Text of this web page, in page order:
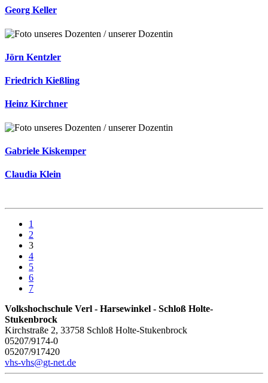
Georg Keller
Jörn Kentzler
Friedrich Kießling
Heinz Kirchner
Gabriele Kiskemper
Claudia Klein
1
2
3
4
5
6
7
Volkshochschule Verl - Harsewinkel - Schloß Holte-
Stukenbrock
Kirchstraße 2, 33758 Schloß Holte-Stukenbrock
05207/9174-0
05207/917420
vhs-vhs@gt-net.de